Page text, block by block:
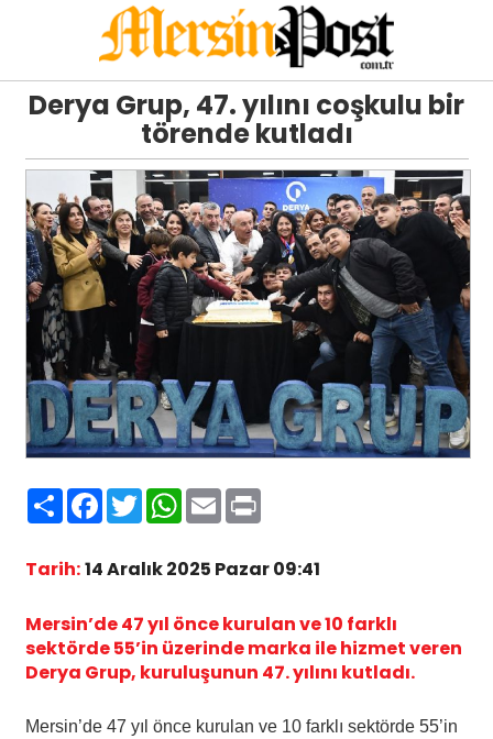
Derya Grup, 47. yılını coşkulu bir
törende kutladı
PaylaşFacebook
TwitterWhatsApp
EmailPrint
Tarih:14 Aralık 2025 Pazar 09:41
Mersin’de 47 yıl önce kurulan ve 10 farklı
sektörde 55’in üzerinde marka ile hizmet veren
Derya Grup, kuruluşunun 47. yılını kutladı.
Mersin’de 47 yıl önce kurulan ve 10 farklı sektörde 55’in